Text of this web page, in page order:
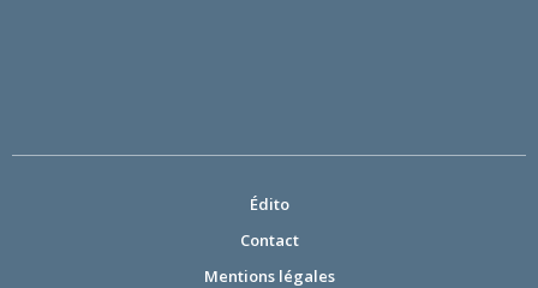
Édito
Contact
Mentions légales